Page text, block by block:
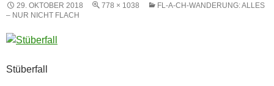
29. OKTOBER 2018 778 × 1038
FL-A-CH-WANDERUNG: ALLES
– NUR NICHT FLACH
Stüberfall